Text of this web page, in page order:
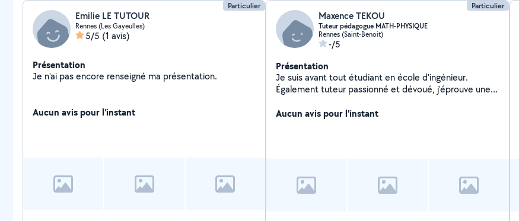
Particulier
Emilie LE TUTOUR
Rennes (Les Gayeulles)
5/5 (1 avis)
Présentation
Je n'ai pas encore renseigné ma présentation.
Aucun avis pour l'instant
Particulier
Maxence TEKOU
Tuteur pédagogue MATH-PHYSIQUE
Rennes (Saint-Benoit)
-/5
Présentation
Je suis avant tout étudiant en école d'ingénieur.
Également tuteur passionné et dévoué, j'éprouve une
en 1ère année d'université)vers la réussite. Ma capacité
Aucun avis pour l'instant